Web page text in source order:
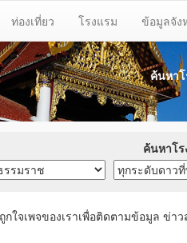
ท่องเที่ยว โรงแรม ข้อมูลจัง
ค้นหา
ค้นหาโ
กใจเพจของเราเพื่อติดตามข้อมูล ข่